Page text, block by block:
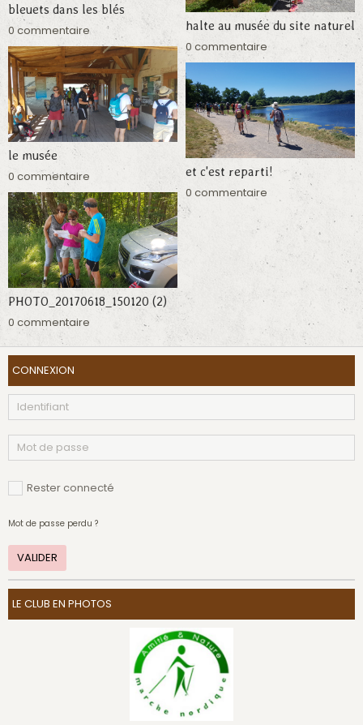
bleuets dans les blés
0 commentaire
halte au musée du site naturel
0 commentaire
le musée
0 commentaire
et c'est reparti!
0 commentaire
PHOTO_20170618_150120 (2)
0 commentaire
CONNEXION
Rester connecté
Mot de passe perdu ?
VALIDER
LE CLUB EN PHOTOS